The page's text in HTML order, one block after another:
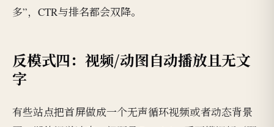
多”，CTR与排名都会双降。
反模式四：视频/动图自动播放且无文
字
有些站点把首屏做成一个无声循环视频或者动态背景